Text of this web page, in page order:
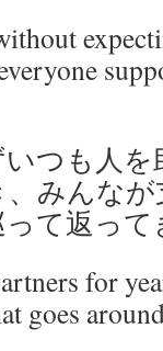
つも人
みんな
て返っ
for
goes